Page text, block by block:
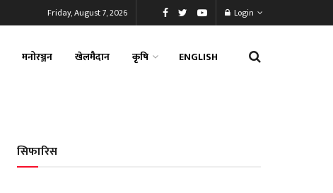
Friday, August 7, 2026 Login
मनोरञ्जन खेलमैदान कृषि ENGLISH
सिफारिस